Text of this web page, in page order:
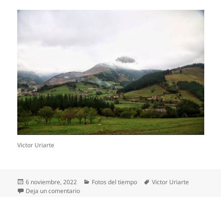
Victor Uriarte
Publicado
el
6 noviembre, 2022 Categorías
Fotos del tiempo Etiquetas
Victor Uriarte
Deja un comentarioen Zeru estalia, Izuetzan